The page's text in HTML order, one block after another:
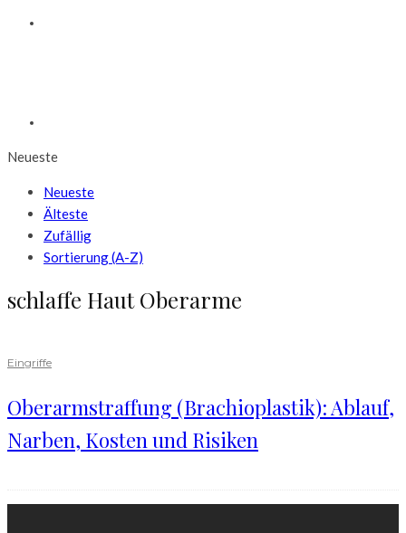
Neueste
Neueste
Älteste
Zufällig
Sortierung (A-Z)
schlaffe Haut Oberarme
Eingriffe
Oberarmstraffung (Brachioplastik): Ablauf,
Narben, Kosten und Risiken